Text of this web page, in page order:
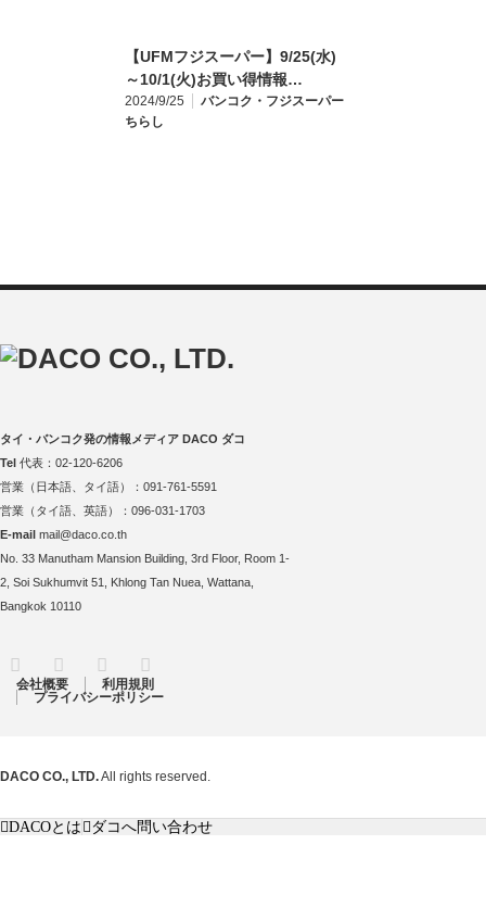
【UFMフジスーパー】9/25(水)
～10/1(火)お買い得情報…
2024/9/25
バンコク・フジスーパー
ちらし
タイ・バンコク発の情報メディア DACO ダコ
Tel 代表：02-120-6206
営業（日本語、タイ語）：091-761-5591
営業（タイ語、英語）：096-031-1703
E-mail mail@daco.co.th
No. 33 Manutham Mansion Building, 3rd Floor, Room 1-
2, Soi Sukhumvit 51, Khlong Tan Nuea, Wattana,
Bangkok 10110
Twitter FacebookInstagram
会社概要
利用規則
プライバシーポリシー
DACO CO., LTD.All rights reserved.
DACOとは ダコへ問い合わせ